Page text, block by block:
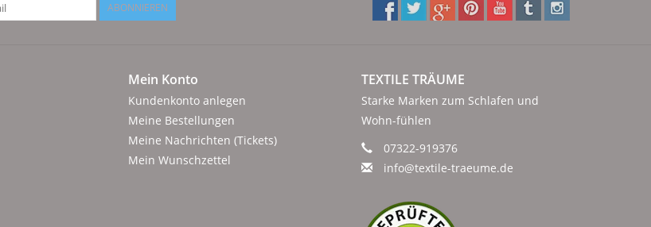
ABONNIEREN
Mein Konto
Kundenkonto anlegen
Meine Bestellungen
Meine Nachrichten (Tickets)
Mein Wunschzettel
TEXTILE TRÄUME
Starke Marken zum Schlafen und
Wohn-fühlen
07322-919376
info@textile-traeume.de